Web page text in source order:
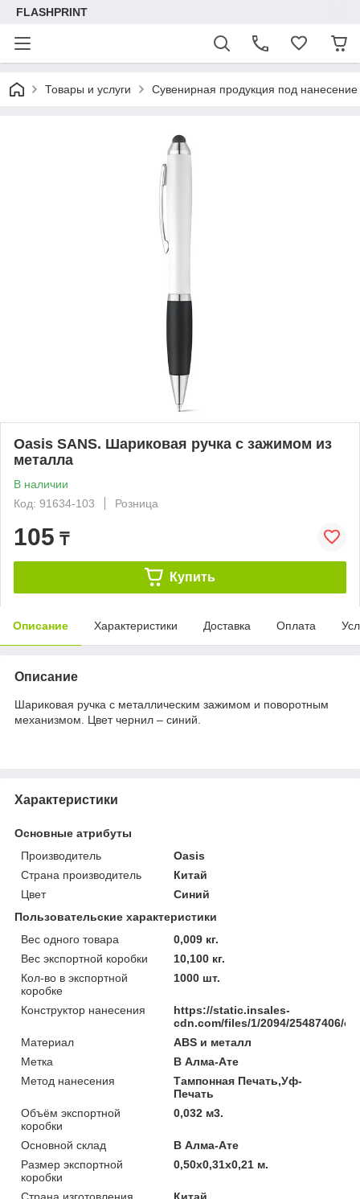
FLASHPRINT
Товары и услуги Сувенирная продукция под нанесение
Oasis SANS. Шариковая ручка с зажимом из
металла
В наличии
Код: 91634-103
Розница
105 ₸
Купить
Описание Характеристики Доставка Оплата
Описание
Шариковая ручка с металлическим зажимом и поворотным
механизмом. Цвет чернил – синий.
Характеристики
Основные атрибуты
Производитель
Oasis
Страна производитель
Китай
Цвет
Синий
Пользовательские характеристики
Вес одного товара
0,009 кг.
Вес экспортной коробки
10,100 кг.
Кол-во в экспортной
коробке
1000 шт.
Конструктор нанесения
https://static.insales-
cdn.com/files/1/2094/25487406/
Материал
ABS и металл
Метка
В Алма-Ате
Метод нанесения
Тампонная Печать,Уф-
Печать
Объём экспортной
коробки
0,032 м3.
Основной склад
В Алма-Ате
Размер экспортной
коробки
0,50x0,31x0,21 м.
Страна изготовления Китай